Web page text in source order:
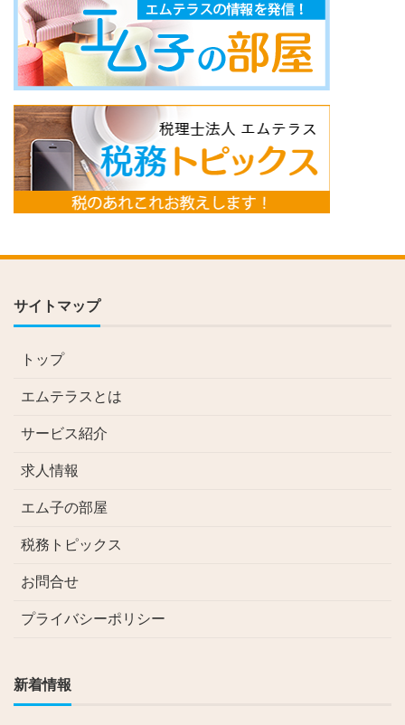
サイトマップ
トップ
エムテラスとは
サービス紹介
求人情報
エム子の部屋
税務トピックス
お問合せ
プライバシーポリシー
新着情報